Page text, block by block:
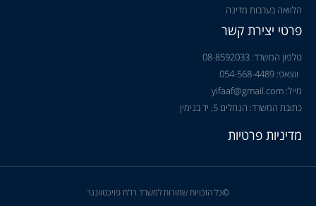
הלוואה בערבות מדינה
פרטי יצירת קשר
טלפון המשרד: 08-8592033
ווצאפ: 054-568-4489
מייל: yifaaf@gmail.com
כתובת המשרד: הנחלים 5, יד בנימין
מדיניות פרטיות
©כל הזכויות שמורות למשרד רו"ח פויכטוונגר